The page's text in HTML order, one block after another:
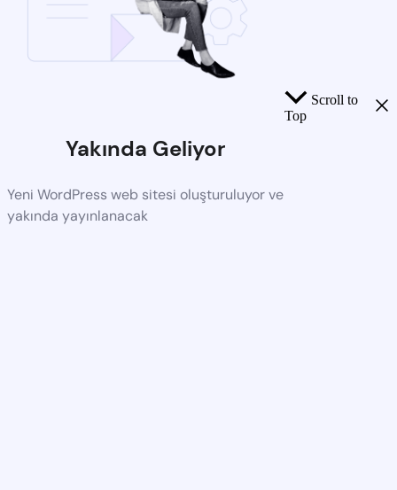
Yakında Geliyor
Yeni WordPress web sitesi oluşturuluyor ve
yakında yayınlanacak
Scroll to
Top